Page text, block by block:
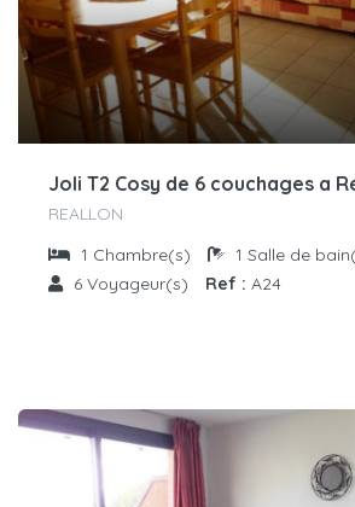
Joli T2 Cosy de 6 couchages a
REALLON
1 Chambre(s) 1 Salle de
6 Voyageur(s) Ref : A24